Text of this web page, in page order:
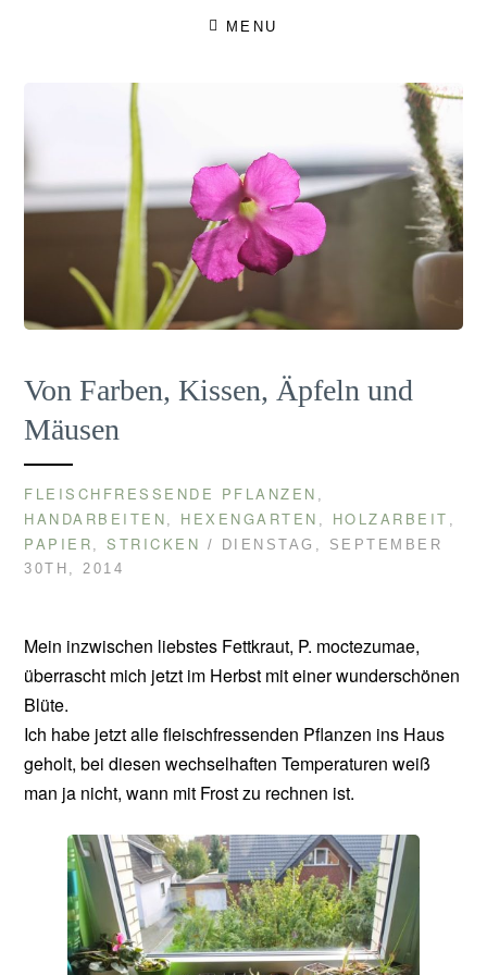
MENU
Von Farben, Kissen, Äpfeln und
Mäusen
FLEISCHFRESSENDE PFLANZEN
HANDARBEITEN HEXENGARTEN HOLZARBEIT
PAPIER ,STRICKEN / DIENSTAG, SEPTEMBER
30TH, 2014
Mein inzwischen liebstes Fettkraut, P. moctezumae,
überrascht mich jetzt im Herbst mit einer wunderschönen
Blüte.
Ich habe jetzt alle fleischfressenden Pflanzen ins Haus
geholt, bei diesen wechselhaften Temperaturen weiß
man ja nicht, wann mit Frost zu rechnen ist.